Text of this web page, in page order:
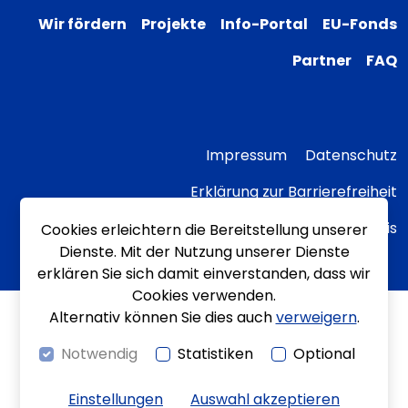
Wir fördern Projekte Info-Portal
EU-Fonds
Partner
FAQ
Impressum
Datenschutz
Erklärung zur Barrierefreiheit
Transparenzhinweis
Cookies erleichtern die Bereitstellung unserer
Dienste. Mit der Nutzung unserer Dienste
erklären Sie sich damit einverstanden, dass wir
Cookies verwenden.
Alternativ können Sie dies auchverweigern.
Notwendig
Statistiken Optional
Einstellungen Auswahl akzeptieren